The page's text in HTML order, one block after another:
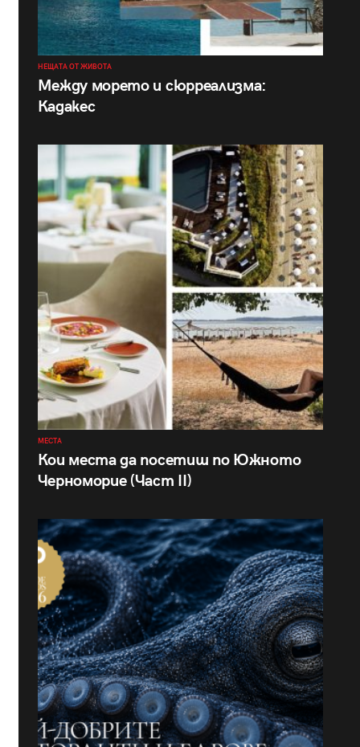
НЕЩАТА ОТ ЖИВОТА
Между морето и сюрреализма:
Кадакес
МЕСТА
Кои места да посетиш по Южното
Черноморие (Част II)